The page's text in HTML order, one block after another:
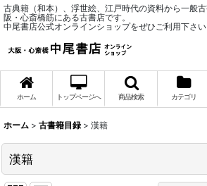
古典籍（和本）、浮世絵、江戸時代の資料から一般
阪・心斎橋筋にある古書店です。
中尾書店公式オンラインショップをぜひご利用下さい
ホーム トップページへ 商品検索 カテゴリ
ホーム > 古書籍目録 > 漢籍
漢籍